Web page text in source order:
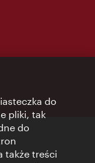
do
pliki, tak
do
także treści